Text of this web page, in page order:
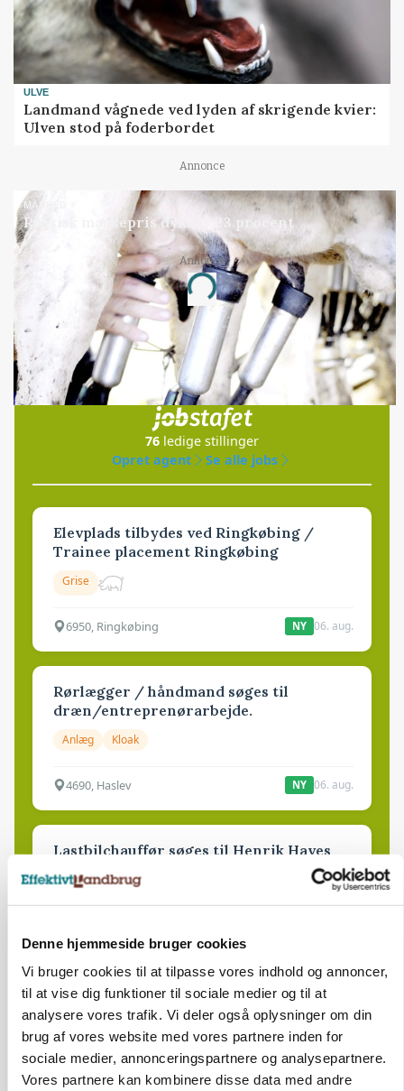
Denne hjemmeside bruger cookies
Vi bruger cookies til at tilpasse vores indhold og annoncer,
til at vise dig funktioner til sociale medier og til at
analysere vores trafik. Vi deler også oplysninger om din
brug af vores website med vores partnere inden for
sociale medier, annonceringspartnere og analysepartnere.
Vores partnere kan kombinere disse data med andre
ULVE
Landmand vågnede ved lyden af skrigende kvier:
Ulven stod på foderbordet
Annonce
MARKED
Russisk mælkepris dykker 23 procent
Annonce
Loading...
Jobs
i samarbejde med
76 ledige stillinger
Opret agent
Se alle jobs
Elevplads tilbydes ved Ringkøbing /
Trainee placement Ringkøbing
Grise
6950, Ringkøbing NY 06. aug.
Rørlægger / håndmand søges til
dræn/entreprenørarbejde.
Anlæg Kloak
4690, Haslev NY 06. aug.
Lastbilchauffør søges til Henrik Haves
Maskinstation
4700, Næstved
Medarbejdere til griseproduktion
Grise